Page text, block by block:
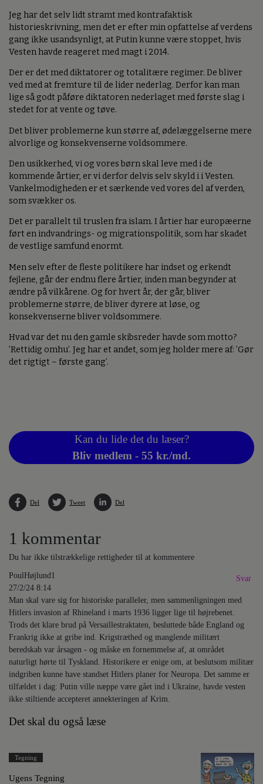
Jeg har det selv lidt stramt med kontrafaktisk
historieskrivning, men det er efter min opfattelse af verdens
gang ikke usandsynligt, at Putin kunne være stoppet, hvis
Vesten havde reageret med magt i 2014.
Der er det med diktatorer og totalitære regimer. De bliver
ved med at fremture til de lider nederlag. Derfor kan man
lige så godt påføre diktatoren nederlaget med første slag i
stedet for at vente og tøve.
Det bliver problemerne kun større af, ødelæggelserne mere
alvorlige og konsekvenserne voldsommere.
Den usikkerhed, vi og vores børn skal leve med i de
kommende årtier, er vi derfor delvis selv skyld i i Vesten.
Vankelmodigheden er et særkende ved vores del af verden,
som svækker os.
Det er parallelt til truslen fra islam. I årtier har europæerne
ført en indvandrings- og migrationspolitik, som har skadet
de vestlige samfund enormt.
Men selv efter de fleste politikere har indset og erkendt
fejlene, går der endnu flere årtier, inden man begynder at
ændre på vilkårene. Og for hvert år, der går, bliver
problemerne større, de bliver dyrere at løse, og
konsekvenserne bliver voldsommere.
Hvad var det nu den gamle skibsreder havde som motto?
’Rettidig omhu’. Jeg har et andet, som jeg holder mere af: ’Gør
det rigtigt – første gang’.
Kan du lide det du læser?
Bliv medlem - 55 kr./md.
Del Tweet Del
1 kommentar
Du har ikke tilstrækkelige rettigheder til at kommentere
PoulHøjlund1
27/2/24 8:14
Man skal vare sig for historiske paralleler, men sammenligningen med
Hitlers invasion af Rhineland i marts 1936 ligger lige til højrebenet.
Trods det klare brud på Versaillestraktaten, besluttede både England og
Frankrig ikke at gribe ind. Krigstræthed og manglende militært
beredskab var årsagen - og måske en fornemmelse af, at området
naturligt hørte til Tyskland. Historikere er enige om, at beslutsom militær
indgriben kunne have standset Hitlers planer for Neuropa. Det samme er
tilfældet i dag: Putin ville næppe være gået ind i Ukraine, havde vesten
ikke stiltiende accepteret annekteringen af Krim.
Svar
Det skal du også læse
Tegning
Ugens Tegning